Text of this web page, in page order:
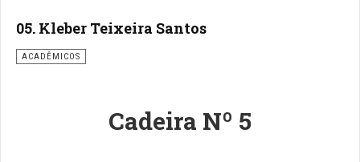
05. Kleber Teixeira Santos
ACADÊMICOS
Cadeira Nº 5